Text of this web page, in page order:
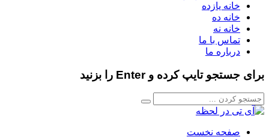
خانه یازده
خانه ده
خانه نه
تماس با ما
درباره ما
برای جستجو تایپ کرده و Enter را بزنید
صفحه نخست